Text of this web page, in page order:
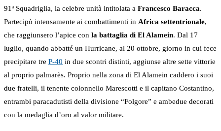
91ª Squadriglia, la celebre unità intitolata a Francesco Baracca.
Partecipò intensamente ai combattimenti in Africa settentrionale,
che raggiunsero l’apice con la battaglia di El Alamein. Dal 17
luglio, quando abbatté un Hurricane, al 20 ottobre, giorno in cui fece
precipitare tre P-40 in due scontri distinti, aggiunse altre sette vittorie
al proprio palmarès. Proprio nella zona di El Alamein caddero i suoi
due fratelli, il tenente colonnello Marescotti e il capitano Costantino,
entrambi paracadutisti della divisione “Folgore” e ambedue decorati
con la medaglia d’oro al valor militare.